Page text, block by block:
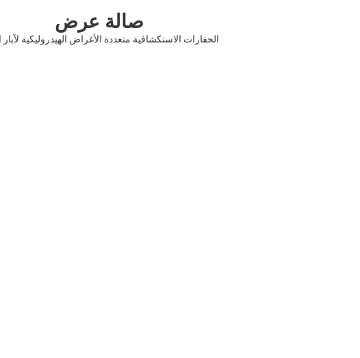
صالة عرض
الحفارات الاستكشافية متعددة الأغراض الهيدروليكية لآبار